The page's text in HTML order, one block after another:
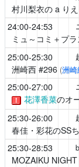
村川梨衣の a り
24:00-24:53
ミュ～コミ＋プラ
25:00-25:30
洲崎西#296 (洲崎
25:00-27:00
！ 花澤香菜のオ
25:30-26:00
春佳・彩花のSS
25:30-28:53
MOZAIKU